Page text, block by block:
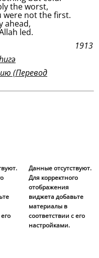
the worst,
were not the first.
ahead,
led.
1913
(Перевод
Данные отсутствуют.
Для корректного
отображения
виджета добавьте
материалы в
соответствии с его
настройками.